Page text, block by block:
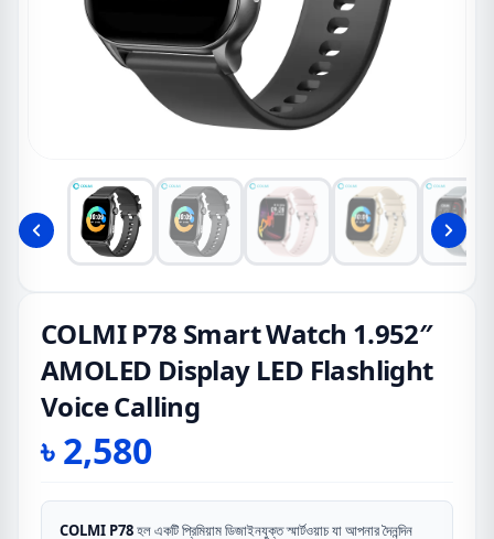
COLMI P78 Smart Watch 1.952″
AMOLED Display LED Flashlight
Voice Calling
৳2,580
COLMI P78হল একটি প্রিমিয়াম ডিজাইনযুক্ত স্মার্টওয়াচ যা আপনার দৈনন্দিন